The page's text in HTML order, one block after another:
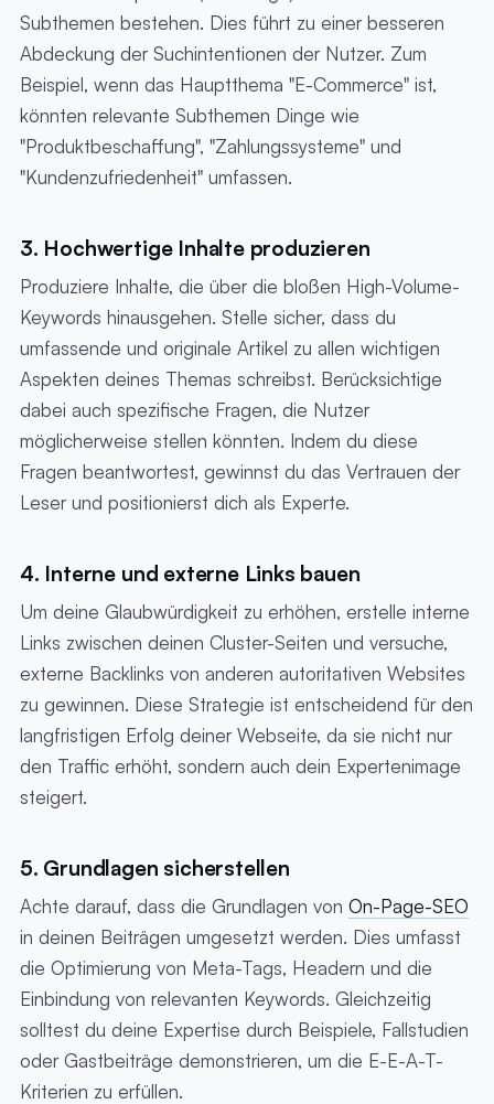
Subthemen bestehen. Dies führt zu einer besseren
Abdeckung der Suchintentionen der Nutzer. Zum
Beispiel, wenn das Hauptthema "E-Commerce" ist,
könnten relevante Subthemen Dinge wie
"Produktbeschaffung", "Zahlungssysteme" und
"Kundenzufriedenheit" umfassen.
3. Hochwertige Inhalte produzieren
Produziere Inhalte, die über die bloßen High-Volume-
Keywords hinausgehen. Stelle sicher, dass du
umfassende und originale Artikel zu allen wichtigen
Aspekten deines Themas schreibst. Berücksichtige
dabei auch spezifische Fragen, die Nutzer
möglicherweise stellen könnten. Indem du diese
Fragen beantwortest, gewinnst du das Vertrauen der
Leser und positionierst dich als Experte.
4. Interne und externe Links bauen
Um deine Glaubwürdigkeit zu erhöhen, erstelle interne
Links zwischen deinen Cluster-Seiten und versuche,
externe Backlinks von anderen autoritativen Websites
zu gewinnen. Diese Strategie ist entscheidend für den
langfristigen Erfolg deiner Webseite, da sie nicht nur
den Traffic erhöht, sondern auch dein Expertenimage
steigert.
5. Grundlagen sicherstellen
Achte darauf, dass die Grundlagen von On-Page-SEO
in deinen Beiträgen umgesetzt werden. Dies umfasst
die Optimierung von Meta-Tags, Headern und die
Einbindung von relevanten Keywords. Gleichzeitig
solltest du deine Expertise durch Beispiele, Fallstudien
oder Gastbeiträge demonstrieren, um die E-E-A-T-
Kriterien zu erfüllen.